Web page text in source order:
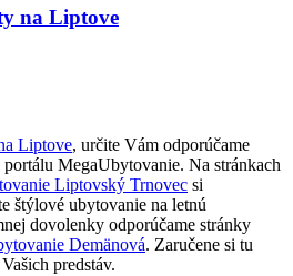
na Liptove
Liptove, určite Vám odporúčame
MegaUbytovanie. Na stránkach
Liptovský Trnovec si
štýlové ubytovanie na letnú
dovolenky odporúčame stránky
Demänová. Zaručene si tu
predstáv.